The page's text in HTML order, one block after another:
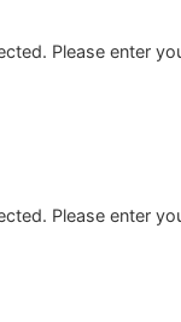
Please enter
Please enter